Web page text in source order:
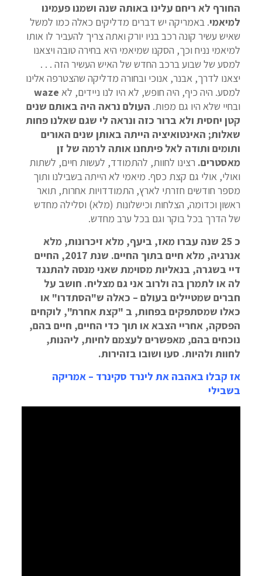
החורף לא ריחם עלינו באותה שנה ושמנו פעמינו
למיאמי. באמריקה יש דברים מדליקים כאלה כמו למשל
שאיש עשיר קונה רכב בניו יורק ואתה צריך להעביר לו אותו
למיאמי נניח וכך, הסקנו שמיאמי היא בחירה טובה ויצאנו
למסע של שבוע ברכב החדש של האיש העשיר הזה . . .
יצאנו לדרך, אבנר, אנוכי ובחורה מדליקה שהצטרפה אלינו
למסע. היה כיף, היה חופש, לא היו לנו ניידים, לא waze
ובחיי שלא היו גם מפות. העולם נראה היה באותם שנים
קטן יחסית ולא ברור כזה ונראה לי שגם שאלנו פחות
שאלות; האינטואיציה הייתה באותן שנים האורים
ותומים ותודה לאל פיתחנו אותה לרמה של זן
מאסטרים. רצינו לחוות, להתמודד, לעשות חיים, לשתות
ואולי, אולי גם קצת כסף. מיאמי לא הייתה בשבילנו ותוך
מספר חודשים חזרתי לארץ, התמודדויות אחרות, תואר
ראשון וכדומה, הצלחות וכישלונות (מלא) וסלילה מחדש
של הדרך בכל בוקר וגם בכל ערב מחדש.
כ 25 שנה עברו מאז, ביעף, מלא זיכרונות, מלא
אנרגיה, מלא חיים בתוך החיים. שנת 2017, החיים
דיי בשגרה, בנאליות מסוימת שאני מנסה להתנגד
לה או לתמרן בה ולרוב אני גם מצליח. חושב על
חברים שמטיילים בעולם – כאלה ש"הסתדרו" או
כאלו שמסתפקים בפחות, ב "קצת אחרת", לוקחים
הפסקה, אחריי הצבא או תוך כדי החיים, חיים בהם,
נוכחים בהם, מאפשרים לעצמם לחיות, ליהנות,
לחוות ולהיות. סעו ושובו בזהירות.
אז קבלו באהבה את לינרד סקינרד – אמריקה
בשבילי